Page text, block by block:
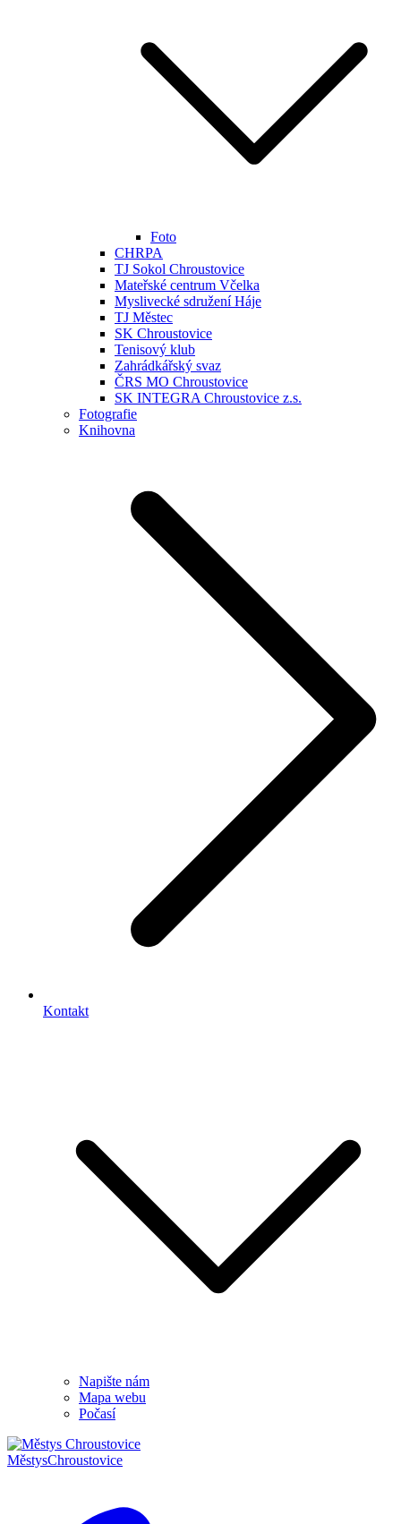
Foto
CHRPA
TJ Sokol Chroustovice
Mateřské centrum Včelka
Myslivecké sdružení Háje
TJ Městec
SK Chroustovice
Tenisový klub
Zahrádkářský svaz
ČRS MO Chroustovice
SK INTEGRA Chroustovice z.s.
Fotografie
Knihovna
Kontakt
Napište nám
Mapa webu
Počasí
MěstysChroustovice